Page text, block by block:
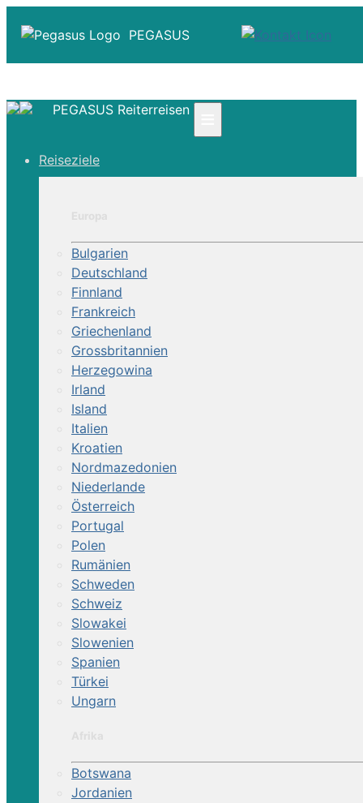
PEGASUS
☎ Deutschland 0800 - 505 18 01
Über Uns
PEGASUS Reiterreisen
Reiseziele
Bulgarien
Deutschland
Finnland
Frankreich
Griechenland
Grossbritannien
Herzegowina
Irland
Island
Italien
Kroatien
Nordmazedonien
Niederlande
Österreich
Portugal
Polen
Rumänien
Schweden
Schweiz
Slowakei
Slowenien
Spanien
Türkei
Ungarn
Botswana
Jordanien